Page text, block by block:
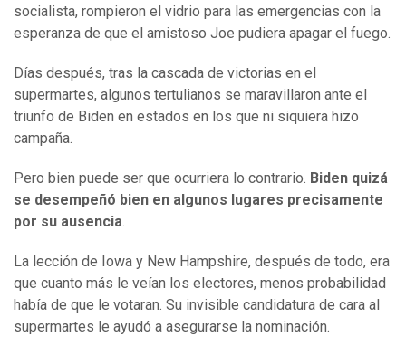
socialista, rompieron el vidrio para las emergencias con la
esperanza de que el amistoso Joe pudiera apagar el fuego.
Días después, tras la cascada de victorias en el
supermartes, algunos tertulianos se maravillaron ante el
triunfo de Biden en estados en los que ni siquiera hizo
campaña.
Pero bien puede ser que ocurriera lo contrario. Biden quizá
se desempeñó bien en algunos lugares precisamente
por su ausencia.
La lección de Iowa y New Hampshire, después de todo, era
que cuanto más le veían los electores, menos probabilidad
había de que le votaran. Su invisible candidatura de cara al
supermartes le ayudó a asegurarse la nominación.